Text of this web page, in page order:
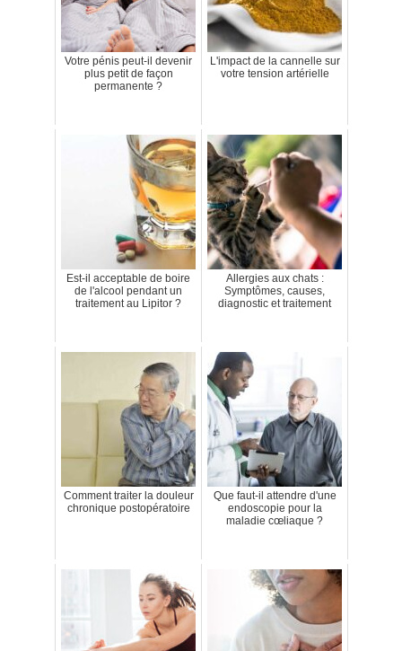
Votre pénis peut-il devenir
plus petit de façon
permanente ?
L'impact de la cannelle sur
votre tension artérielle
Est-il acceptable de boire
de l'alcool pendant un
traitement au Lipitor ?
Allergies aux chats :
Symptômes, causes,
diagnostic et traitement
Comment traiter la douleur
chronique postopératoire
Que faut-il attendre d'une
endoscopie pour la
maladie cœliaque ?